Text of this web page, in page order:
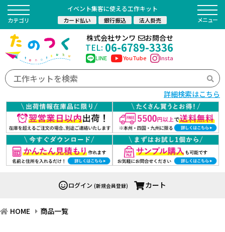
イベント集客に使える工作キット
カード払い 銀行振込 法人掛売
詳細検索はこちら
株式会社サンワ お問合せ
TEL: 06-6789-3336
LINE YouTube Insta
カテゴリ
ログイン (新規会員登録) カート
HOME 商品一覧